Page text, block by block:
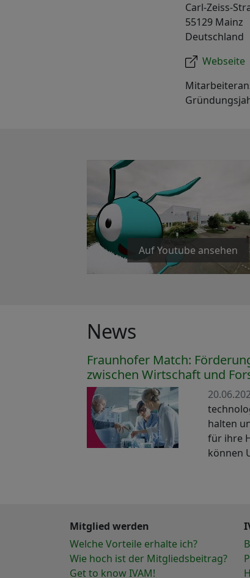
Carl-Zeiss-
55129 Mainz
Deutschland
Webseite
Auf Youtube ansehen
News
Fraunhofer Match:
zwischen Wirtschaft und
halten
für ihre
können
Mitglied werden
Welche Vorteile erhalte ich?
Wie hoch ist der Mitgliedsbeitrag?
Get to know IVAM!